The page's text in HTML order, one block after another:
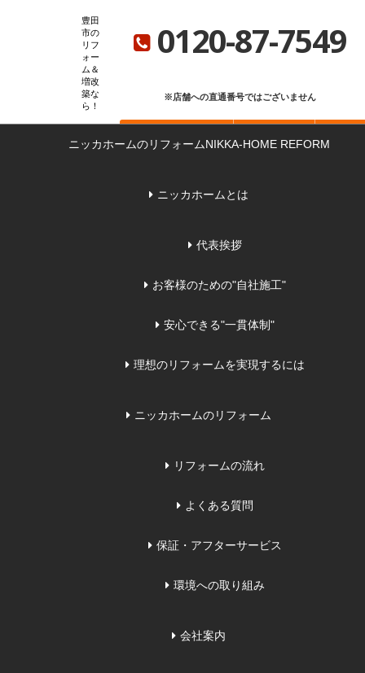
豊田
市の
リフ
ォー
ム＆
増改
築な
ら
0120-87-7549
※店舗への直通番号ではございません
ニッカホームのリフォームNIKKA-HOME REFORM
ニッカホームとは
代表挨拶
お客様のための"自社施工"
安心できる"一貫体制"
理想のリフォームを実現するには
ニッカホームのリフォーム
リフォームの流れ
よくある質問
保証・アフターサービス
環境への取り組み
会社案内